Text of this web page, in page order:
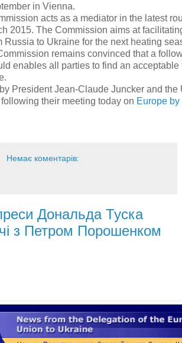
in Vienna.
acts as a mediator in the latest
2015. The Commission aims at
Russia to Ukraine for the next heating
remains convinced that a
enables all parties to find an acceptable
President Jean-Claude Juncker and
their meeting today on Europe
Немає коментарів:
Дональда Туска
з Петром Порошенком